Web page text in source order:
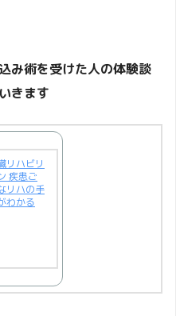
み術を受けた人の体験談
きます
リハビリ
疾患ご
リハの手
わかる